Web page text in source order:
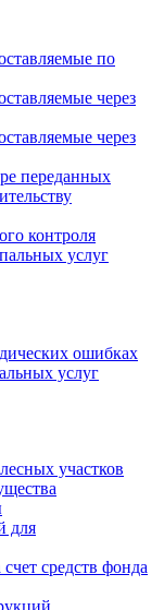
по
через
через
переданных
контроля
услуг
ошибках
услуг
участков
для
средств фонда